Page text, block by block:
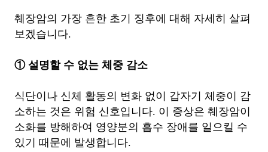
췌장암의 가장 흔한 초기 징후에 대해 자세히 살펴
보겠습니다.
① 설명할 수 없는 체중 감소
식단이나 신체 활동의 변화 없이 갑자기 체중이 감
소하는 것은 위험 신호입니다. 이 증상은 췌장암이
소화를 방해하여 영양분의 흡수 장애를 일으킬 수
있기 때문에 발생합니다.